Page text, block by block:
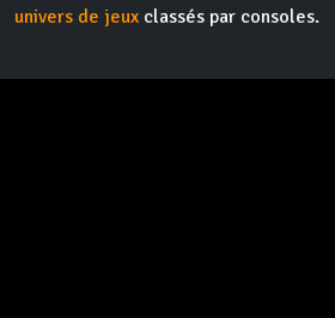
univers de jeux classés par consoles.